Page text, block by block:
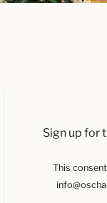
Sign up for
This